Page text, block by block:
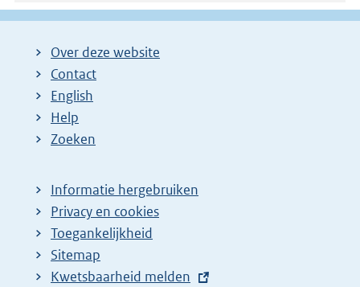
k
Over deze website
Contact
English
Help
Zoeken
Informatie hergebruiken
Privacy en cookies
Toegankelijkheid
Sitemap
E
Kwetsbaarheid melden